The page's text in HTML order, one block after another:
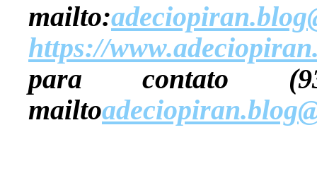
mailto:
https://
para contato
mailto